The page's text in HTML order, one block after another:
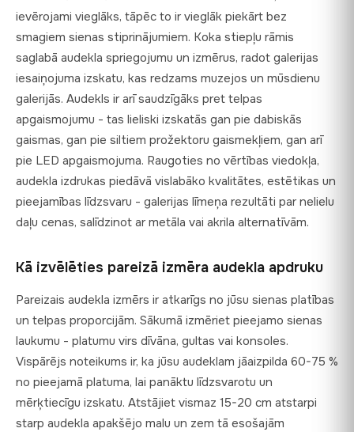
ievērojami vieglāks, tāpēc to ir vieglāk piekārt bez
smagiem sienas stiprinājumiem. Koka stiepļu rāmis
saglabā audekla spriegojumu un izmērus, radot galerijas
iesaiņojuma izskatu, kas redzams muzejos un mūsdienu
galerijās. Audekls ir arī saudzīgāks pret telpas
apgaismojumu - tas lieliski izskatās gan pie dabiskās
gaismas, gan pie siltiem prožektoru gaismekļiem, gan arī
pie LED apgaismojuma. Raugoties no vērtības viedokļa,
audekla izdrukas piedāvā vislabāko kvalitātes, estētikas un
pieejamības līdzsvaru - galerijas līmeņa rezultāti par nelielu
daļu cenas, salīdzinot ar metāla vai akrila alternatīvām.
Kā izvēlēties pareizā izmēra audekla apdruku
Pareizais audekla izmērs ir atkarīgs no jūsu sienas platības
un telpas proporcijām. Sākumā izmēriet pieejamo sienas
laukumu - platumu virs dīvāna, gultas vai konsoles.
Vispārējs noteikums ir, ka jūsu audeklam jāaizpilda 60-75 %
no pieejamā platuma, lai panāktu līdzsvarotu un
mērķtiecīgu izskatu. Atstājiet vismaz 15-20 cm atstarpi
starp audekla apakšējo malu un zem tā esošajām